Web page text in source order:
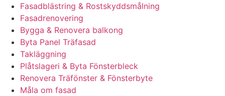
Fasadblästring & Rostskyddsmålning
Fasadrenovering
Bygga & Renovera balkong
Byta Panel Träfasad
Takläggning
Plåtslageri & Byta Fönsterbleck
Renovera Träfönster & Fönsterbyte
Måla om fasad